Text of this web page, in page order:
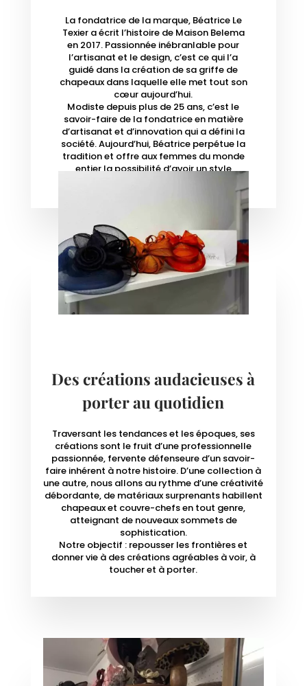
La fondatrice de la marque, Béatrice Le
Texier a écrit l’histoire de Maison Belema
en 2017. Passionnée inébranlable pour
l’artisanat et le design, c’est ce qui l’a
guidé dans la création de sa griffe de
chapeaux dans laquelle elle met tout son
cœur aujourd’hui.
Modiste depuis plus de 25 ans, c’est le
savoir-faire de la fondatrice en matière
d’artisanat et d’innovation qui a défini la
société. Aujourd’hui, Béatrice perpétue la
tradition et offre aux femmes du monde
entier la possibilité d’avoir un style
Des créations audacieuses à
porter au quotidien
Traversant les tendances et les époques, ses
créations sont le fruit d’une professionnelle
passionnée, fervente défenseure d’un savoir-
faire inhérent à notre histoire. D’une collection à
une autre, nous allons au rythme d’une créativité
débordante, de matériaux surprenants habillent
chapeaux et couvre-chefs en tout genre,
atteignant de nouveaux sommets de
sophistication.
Notre objectif : repousser les frontières et
donner vie à des créations agréables à voir, à
toucher et à porter.